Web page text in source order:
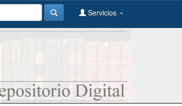
Servicios